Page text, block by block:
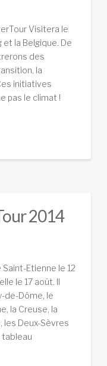
Visitera le
et la Belgique. De
des
la
initiatives
pas le climat !
2014
Saint-Etienne le 12
le 17 août. Il
de-Dôme, le
la Creuse, la
les Deux-Sèvres
tableau